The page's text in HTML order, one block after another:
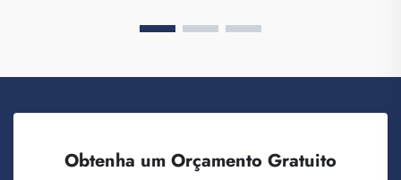
Obtenha um Orçamento Gratuito